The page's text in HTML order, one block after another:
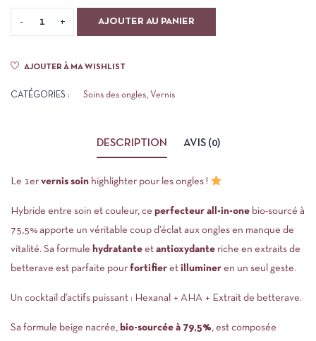
AJOUTER AU PANIER
AJOUTER À MA WISHLIST
CATÉGORIES : Soins des ongles, Vernis
DESCRIPTION AVIS (0)
Le 1er vernis soin highlighter pour les ongles !
Hybride entre soin et couleur, ce perfecteur all-in-one bio-sourcé à
75,5% apporte un véritable coup d’éclat aux ongles en manque de
vitalité. Sa formule hydratante et antioxydante riche en extraits de
betterave est parfaite pour fortifier et illuminer en un seul geste.
Un cocktail d’actifs puissant : Hexanal + AHA + Extrait de betterave.
Sa formule beige nacrée, bio-sourcée à 79,5%, est composée